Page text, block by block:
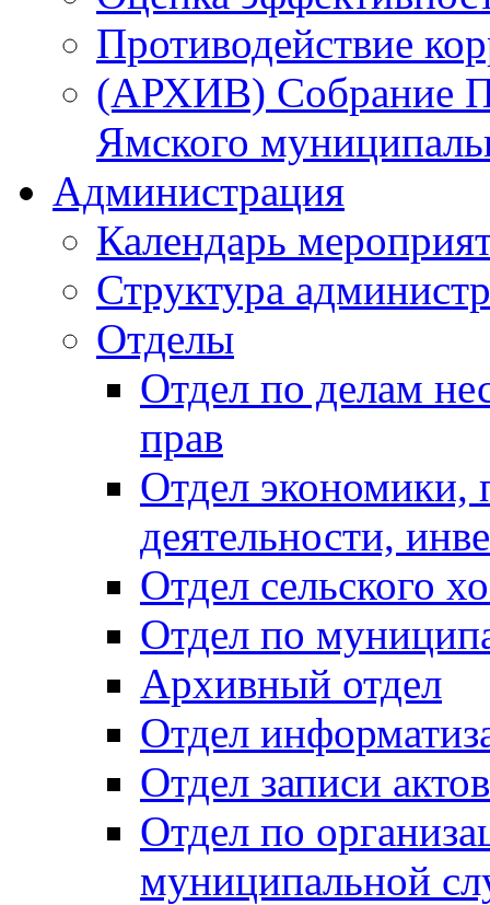
Противодействие
(АРХИВ) Собрание
Ямского
Администрация
Календарь
Структура
Отделы
Отдел по делам
прав
Отдел экономики,
деятельности,
Отдел сельского
Отдел по
Архивный отдел
Отдел
Отдел записи
Отдел по
муниципальной